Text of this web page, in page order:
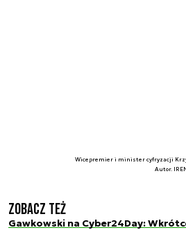
Wicepremier i minister cyfryzacji
Autor.
Zobacz też
Gawkowski na Cyber24Day: